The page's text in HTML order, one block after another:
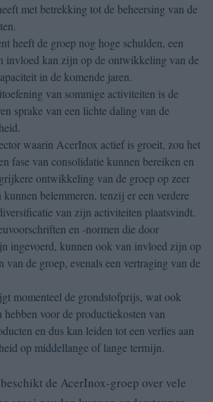
met betrekking tot de beheersing van de
heeft de groep nog hoge schulden, een
invloed kan zijn op de ontwikkeling van de
in de komende jaren.
van sommige activiteiten is de
sprake van een lichte daling van de
waarin AcerInox actief is groeit, zou het
fase van consolidatie kunnen bereiken en
ontwikkeling van de groep op zeer
belemmeren, tenzij er een verdere
van zijn activiteiten plaatsvindt.
en -normen die door
ingevoerd, kunnen ook van invloed zijn op
van de groep, evenals een vertraging van de
momenteel de grondstofprijs, wat ook
hebben voor de productiekosten van
en dus kan leiden tot een verlies aan
op middellange of lange termijn.
de AcerInox-groep over vele